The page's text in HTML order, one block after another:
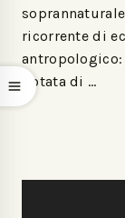
ricorrente di
antropologico:
dotata di …